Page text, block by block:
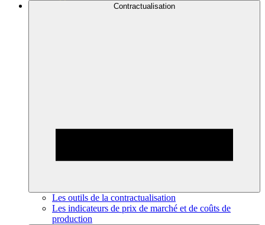
Contractualisation
Les outils de la contractualisation
Les indicateurs de prix de marché et de coûts de
production